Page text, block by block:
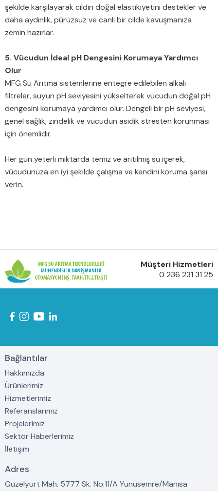
şekilde karşılayarak cildin doğal elastikiyetini destekler ve
daha aydınlık, pürüzsüz ve canlı bir cilde kavuşmanıza
zemin hazırlar.
5. Vücudun İdeal pH Dengesini Korumaya Yardımcı
Olur
MFG Su Arıtma sistemlerine entegre edilebilen alkali
filtreler, suyun pH seviyesini yükselterek vücudun doğal pH
dengesini korumaya yardımcı olur. Dengeli bir pH seviyesi,
genel sağlık, zindelik ve vücudun asidik stresten korunması
için önemlidir.
Her gün yeterli miktarda temiz ve arıtılmış su içerek,
vücudunuza en iyi şekilde çalışma ve kendini koruma şansı
verin.
Müşteri Hizmetleri
0 236 231 31 25
Bağlantılar
Hakkımızda
Ürünlerimiz
Hizmetlerimiz
Referanslarımız
Projelerimiz
Sektör Haberlerimiz
İletişim
Adres
Güzelyurt Mah. 5777 Sk. No:11/A Yunusemre/Manisa